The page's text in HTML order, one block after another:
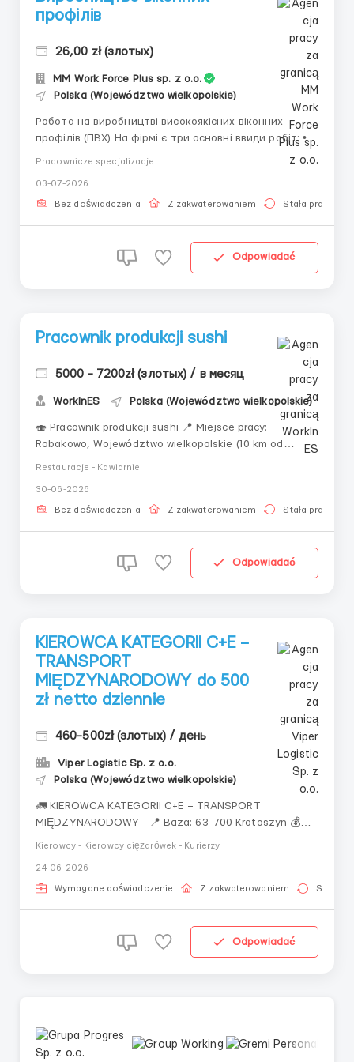
профілів
26,00 zł (злотых)
MM Work Force Plus sp. z o.o.
Polska (Województwo wielkopolskie)
Робота на виробництві високоякісних віконних
профілів (ПВХ) На фірмі є три основні ввиди робіт: •
відбувається пакування готового профілю, а також
може бути очищення піддонів яким...
Pracownicze specjalizacje
03-07-2026
Bez doświadczenia Z zakwaterowaniem Stała praca
Odpowiadać
Pracownik produkcji sushi
5000 - 7200zł (злотых) / в месяц
WorkInES Polska (Województwo wielkopolskie)
🍣 Pracownik produkcji sushi 📍 Miejsce pracy:
Robakowo, Województwo wielkopolskie (10 km od
netto. • Po 26 latach — 24,50 zł/godz. netto. • Dla
studentów — 31,4...
Restauracje - Kawiarnie
30-06-2026
Bez doświadczenia Z zakwaterowaniem Stała praca
Odpowiadać
KIEROWCA KATEGORII C+E –
TRANSPORT
MIĘDZYNARODOWY do 500
zł netto dziennie
460-500zł (злотых) / день
Viper Logistic Sp. z o.o.
Polska (Województwo wielkopolskie)
🚛 KIEROWCA KATEGORII C+E – TRANSPORT
MIĘDZYNARODOWY 📍 Baza: 63-700 Krotoszyn 💰
Wynagrodzenie: do 500 zł netto dziennie 🚛 Flota:
DAF, MERCEDES 📦 Rodzaj przewozów: naczepy
plandekowe i chłodnicze 📅 Grafik pracy: do
Kierowcy - Kierowcy ciężarówek - Kurierzy
24-06-2026
Wymagane doświadczenie Z zakwaterowaniem Stała
Odpowiadać